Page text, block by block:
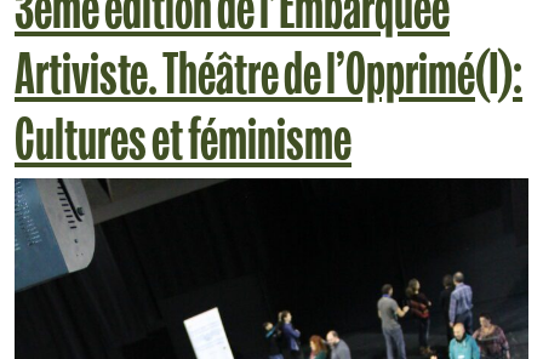
3ème édition de l’Embarquée
Artiviste. Théâtre de l’Opprimé(I):
Cultures et féminisme